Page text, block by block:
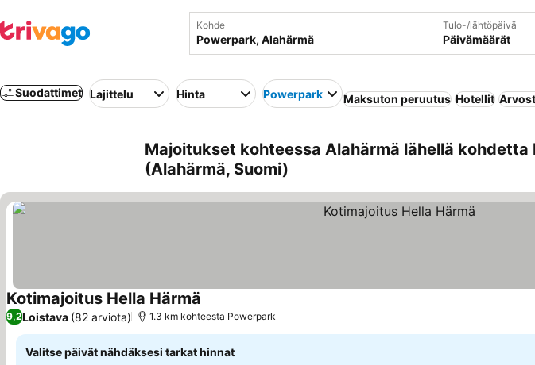
Kohde Tulo-/lähtöpäivä
Päivämäärät
Suodattimet Lajittelu Hinta Powerpark Maksuton peruutus Hotellit
Majoitukset kohteessa Alahärmä lähellä kohdetta
(Alahärmä, Suomi)
Kotimajoitus Hella Härmä
9,2Loistava (82 arviota) 1.3 km kohteesta Powerpark
Valitse päivät nähdäksesi tarkat hinnat